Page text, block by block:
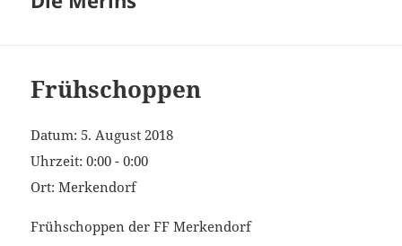
Frühschoppen
Datum: 5. August 2018
Uhrzeit:0:00 - 0:00
Ort:Merkendorf
Frühschoppen der FF Merkendorf